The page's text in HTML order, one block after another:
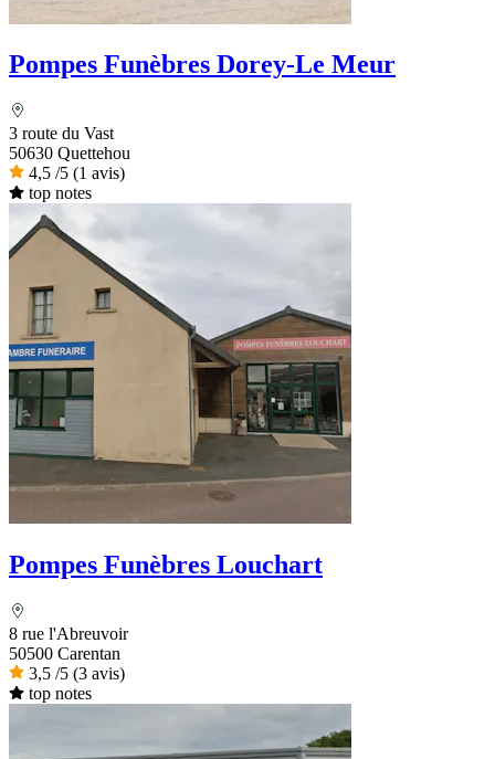
Pompes Funèbres Dorey-Le Meur
3 route du Vast
50630 Quettehou
4,5 /5 (1 avis)
top notes
Pompes Funèbres Louchart
8 rue l'Abreuvoir
50500 Carentan
3,5 /5 (3 avis)
top notes